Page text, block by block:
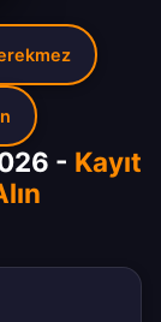
- Kayıt